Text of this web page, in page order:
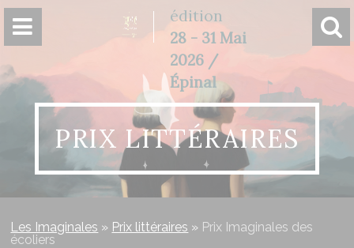
édition
28 - 31 Mai
2026 /
Épinal
PRIX LITTÉRAIRES
Les Imaginales » Prix littéraires » Prix Imaginales des
écoliers
Panneau de gestion des cookies